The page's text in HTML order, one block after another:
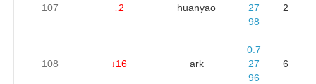
107 ↓2 huanyao
27
98
2
108 ↓16 ark
0.7
27
96
6